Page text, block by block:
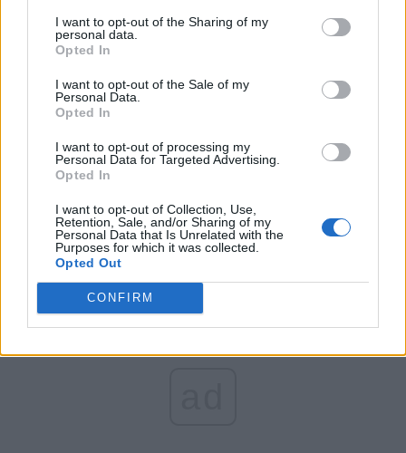
I want to opt-out of the Sharing of my
personal data.
Opted In
I want to opt-out of the Sale of my
Personal Data.
Opted In
I want to opt-out of processing my
Personal Data for Targeted Advertising.
Opted In
I want to opt-out of Collection, Use,
Retention, Sale, and/or Sharing of my
Personal Data that Is Unrelated with the
Purposes for which it was collected.
Opted Out
CONFIRM